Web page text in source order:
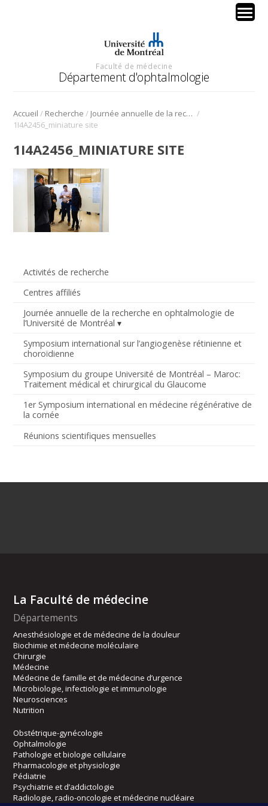
Faculté de médecine
Département d'ophtalmologie
Accueil / Recherche / Journée annuelle de la recherche en ophtalmologie de l’Université de Montréal /
1I4A2456_miniature site
Activités de recherche
Centres affiliés
Journée annuelle de la recherche en ophtalmologie de
l’Université de Montréal
Symposium international sur l’angiogenèse rétinienne et
choroïdienne
Symposium du groupe Université de Montréal – Maroc:
Traitement médical et chirurgical du Glaucome
1er Symposium international en médecine régénérative de
la cornée
Réunions scientifiques mensuelles
1I4A2456_MINIATURE SITE
La Faculté de médecine
Départements
Anesthésiologie et de médecine de la douleur
Biochimie et médecine moléculaire
Chirurgie
Médecine
Médecine de famille et de médecine d’urgence
Microbiologie, infectiologie et immunologie
Neurosciences
Nutrition
Obstétrique-gynécologie
Ophtalmologie
Pathologie et biologie cellulaire
Pharmacologie et physiologie
Pédiatrie
Psychiatrie et d’addictologie
Radiologie, radio-oncologie et médecine nucléaire